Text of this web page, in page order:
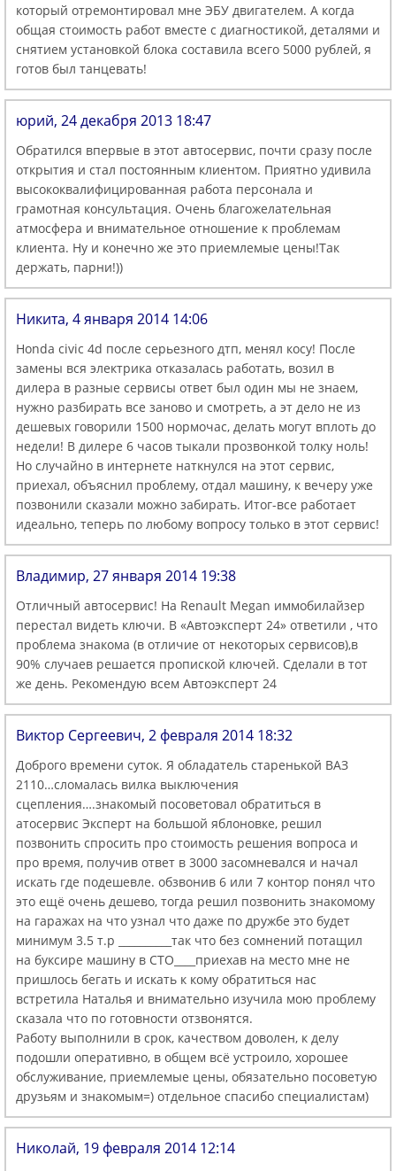
который отремонтировал мне ЭБУ двигателем. А когда
общая стоимость работ вместе с диагностикой, деталями и
снятием установкой блока составила всего 5000 рублей, я
готов был танцевать!
юрий, 24 декабря 2013 18:47
Обратился впервые в этот автосервис, почти сразу после
открытия и стал постоянным клиентом. Приятно удивила
высококвалифицированная работа персонала и
грамотная консультация. Очень благожелательная
атмосфера и внимательное отношение к проблемам
клиента. Ну и конечно же это приемлемые цены!Так
держать, парни!))
Никита, 4 января 2014 14:06
Honda civic 4d после серьезного дтп, менял косу! После
замены вся электрика отказалась работать, возил в
дилера в разные сервисы ответ был один мы не знаем,
нужно разбирать все заново и смотреть, а эт дело не из
дешевых говорили 1500 нормочас, делать могут вплоть до
недели! В дилере 6 часов тыкали прозвонкой толку ноль!
Но случайно в интернете наткнулся на этот сервис,
приехал, объяснил проблему, отдал машину, к вечеру уже
позвонили сказали можно забирать. Итог-все работает
идеально, теперь по любому вопросу только в этот сервис!
Владимир, 27 января 2014 19:38
Отличный автосервис! На Renault Megan иммобилайзер
перестал видеть ключи. В «Автоэксперт 24» ответили , что
проблема знакома (в отличие от некоторых сервисов),в
90% случаев решается пропиской ключей. Сделали в тот
же день. Рекомендую всем Автоэксперт 24
Виктор Сергеевич, 2 февраля 2014 18:32
Доброго времени суток. Я обладатель старенькой ВАЗ
2110…сломалась вилка выключения
сцепления….знакомый посоветовал обратиться в
атосервис Эксперт на большой яблоновке, решил
позвонить спросить про стоимость решения вопроса и
про время, получив ответ в 3000 засомневался и начал
искать где подешевле. обзвонив 6 или 7 контор понял что
это ещё очень дешево, тогда решил позвонить знакомому
на гаражах на что узнал что даже по дружбе это будет
минимум 3.5 т.р __________так что без сомнений потащил
на буксире машину в СТО____приехав на место мне не
пришлось бегать и искать к кому обратиться нас
встретила Наталья и внимательно изучила мою проблему
сказала что по готовности отзвонятся.
Работу выполнили в срок, качеством доволен, к делу
подошли оперативно, в общем всё устроило, хорошее
обслуживание, приемлемые цены, обязательно посоветую
друзьям и знакомым=) отдельное спасибо специалистам)
Николай, 19 февраля 2014 12:14